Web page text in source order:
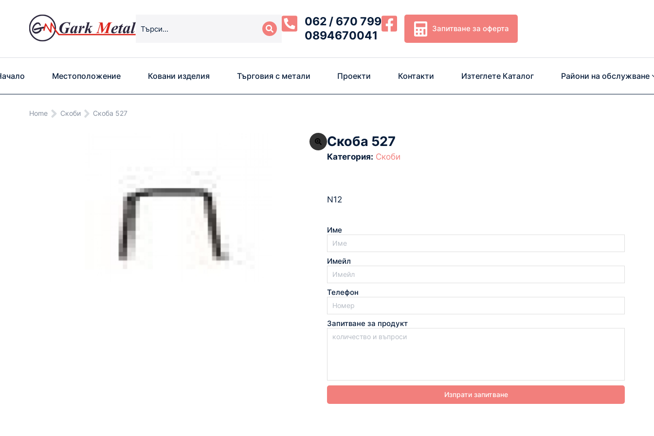
062 / 670 799
0894670041
Запитване за оферта
Местоположение Ковани изделия Търговия с метали Проекти Контакти Изтеглете Каталог Райони на обслужване
You are here:
Home Скоби Скоба 527
Скоба 527
Категория: Скоби
N12
Име
Имейл
Телефон
Запитване за продукт
Изпрати запитване